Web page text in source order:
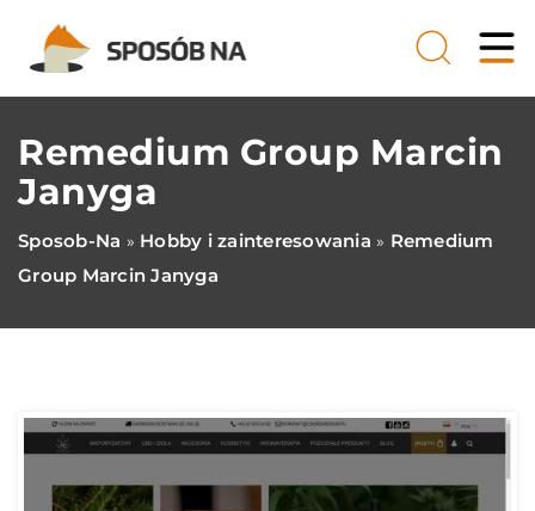
Remedium Group Marcin
Janyga
Sposob-Na » Hobby i zainteresowania » Remedium
Group Marcin Janyga